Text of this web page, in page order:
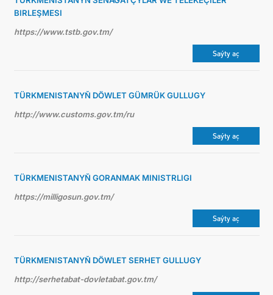
BIRLEŞMESI
https://www.tstb.gov.tm/
Saýty aç
TÜRKMENISTANYŇ DÖWLET GÜMRÜK GULLUGY
http://www.customs.gov.tm/ru
Saýty aç
TÜRKMENISTANYŇ GORANMAK MINISTRLIGI
https://milligosun.gov.tm/
Saýty aç
TÜRKMENISTANYŇ DÖWLET SERHET GULLUGY
http://serhetabat-dovletabat.gov.tm/